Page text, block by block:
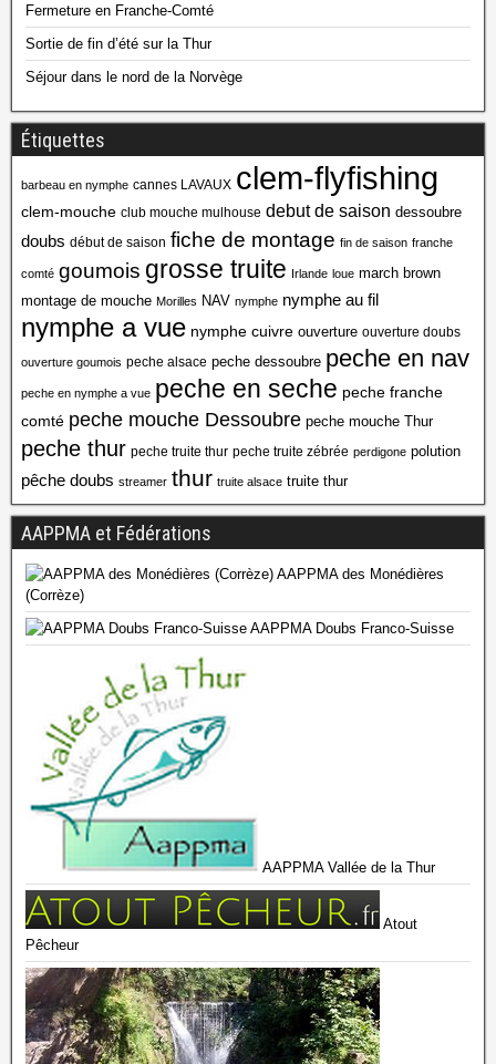
Fermeture en Franche-Comté
Sortie de fin d’été sur la Thur
Séjour dans le nord de la Norvège
Étiquettes
barbeau en nymphe cannes LAVAUX clem-flyfishing
clem-mouche club mouche mulhouse debut de saison dessoubre
doubs début de saison fiche de montage fin de saison franche
comté goumois grosse truite Irlande loue march brown
montage de mouche Morilles NAV nymphe nymphe au fil
nymphe a vue nymphe cuivre ouverture ouverture doubs
ouverture goumois peche alsace peche dessoubre peche en nav
peche en nymphe a vue peche en seche peche franche
comté peche mouche Dessoubre peche mouche Thur
peche thur peche truite thur peche truite zébrée perdigone polution
pêche doubs streamer thur truite alsace truite thur
AAPPMA et Fédérations
AAPPMA des Monédières
(Corrèze)
AAPPMA Doubs Franco-Suisse
AAPPMA Vallée de la Thur
Atout
Pêcheur